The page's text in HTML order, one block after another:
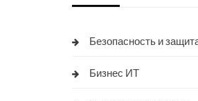
Безопасность и
Бизнес ИТ